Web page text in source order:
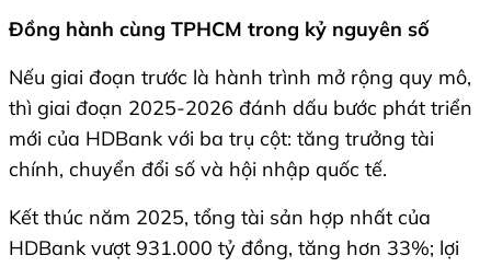
Đồng hành cùng TPHCM trong kỷ nguyên số
Nếu giai đoạn trước là hành trình mở rộng quy mô,
thì giai đoạn 2025-2026 đánh dấu bước phát triển
mới của HDBank với ba trụ cột: tăng trưởng tài
chính, chuyển đổi số và hội nhập quốc tế.
Kết thúc năm 2025, tổng tài sản hợp nhất của
HDBank vượt 931.000 tỷ đồng, tăng hơn 33%; lợi